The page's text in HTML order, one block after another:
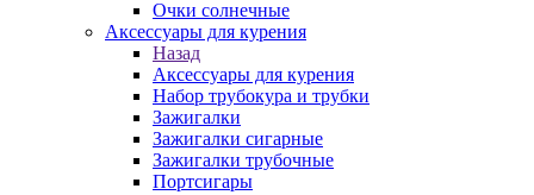
Очки солнечные
Аксессуары для курения
Назад
Аксессуары для курения
Набор трубокура и трубки
Зажигалки
Зажигалки сигарные
Зажигалки трубочные
Портсигары